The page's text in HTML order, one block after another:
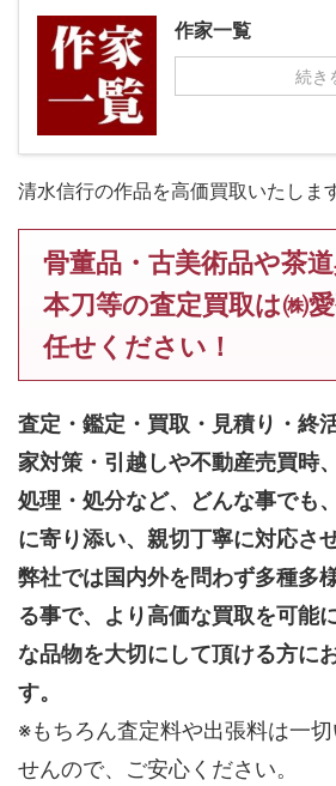
作家一覧
続き
清水信行の作品を高価買取いたしま
骨董品・古美術品や茶
本刀等の査定買取は㈱
任せください！
査定・鑑定・買取・見積り・終
家対策・引越しや不動産売買時
処理・処分など、どんな事でも、
に寄り添い、親切丁寧に対応さ
弊社では国内外を問わず多種多
る事で、より高価な買取を可能
な品物を大切にして頂ける方に
す。
※もちろん査定料や出張料は一
せんので、ご安心ください。